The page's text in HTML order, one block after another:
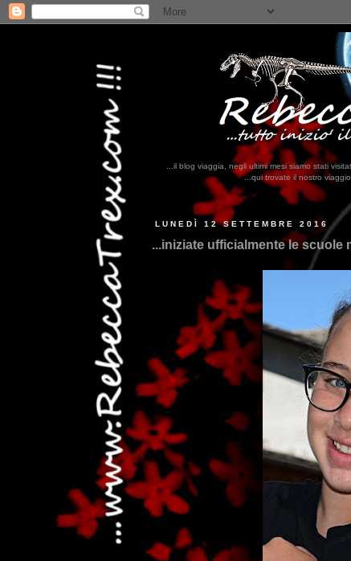
...il blog viaggia, negli ultimi mesi siamo stati
...qui trovate il nostro viaggio in MESSICO 2023...clikka qui
LUNEDÌ 12 SETTEMBRE 2016
...iniziate ufficialmente le scuole